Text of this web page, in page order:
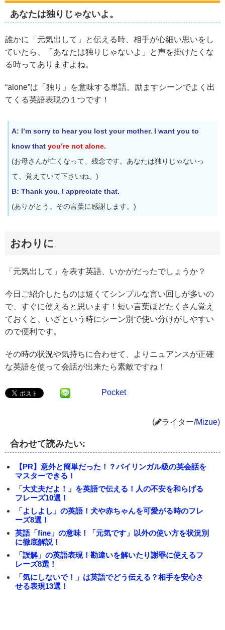
あなたは独りじゃないよ。
誰かに「元気出して」と伝える時、相手が心細い思いをし
ていたら、「あなたは独りじゃないよ」と声を掛けたくな
る時ってありますよね。
“alone”は「独り」を意味する単語。励ますシーンでよく出
てくる英語表現の１つです！
A: I’m sorry to hear you lost your mother. I want you to
know that you’re not alone.
(お母さんが亡くなって、残念です。あなたは独りじゃないっ
て、覚えていて下さいね。)
B: Thank you. I appreciate that.
(ありがとう。その言葉に感謝します。)
おわりに
「元気出して」を表す英語、いかがだったでしょうか？
今日ご紹介したものは短くてシンプルな言い回しが多いの
で、すぐに使えると思います！短い言葉ほどたくさん覚え
ておくと、いざという時にシーン別で使い分けがしやすい
ので便利です。
その時の状況や気持ちに合わせて、よりニュアンスが正確
な英語を使って会話が出来たら素敵ですね！
Pocket
( ライター/Mizue)
合わせて読みたい:
【PR】意外と簡単だった！？バイリンガル級の英会話を
マスターできる！
「大丈夫だよ！」を英語で伝える！人の不安を和らげる
フレーズ10選！
「よしよし」の英語！犬や赤ちゃんを可愛がる時のフレ
ーズ8選！
英語「fine」の意味！「元気です」以外の使い方を状況別
に徹底解説！
「誤解」の英語表現！勘違いを解いたり謝罪に使えるフ
レーズ8選！
「気にしないで！」は英語でどう伝える？相手を安心さ
せる表現13選！